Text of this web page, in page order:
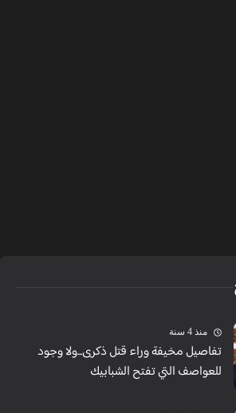
منذ 4 سنة
تفاصيل مخيفة وراء قتل ذكرى...ولا وجود
للعواصف التي تفتح الشبابيك